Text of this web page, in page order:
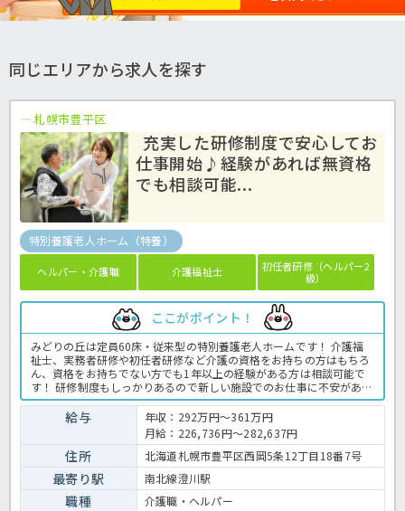
同じエリアから求人を探す
札幌市豊平区
充実した研修制度で安心してお
仕事開始♪経験があれば無資格
でも相談可能...
特別養護老人ホーム（特養）
ヘルパー・介護職 介護福祉士
初任者研修（ヘルパー2
級）
ここがポイント！
みどりの丘は定員60床・従来型の特別養護老人ホームです！ 介護福
祉士、実務者研修や初任者研修など介護の資格をお持ちの方はもちろ
ん、資格をお持ちでない方でも1年以上の経験がある方は相談可能で
す！ 研修制度もしっかりあるので新しい施設でのお仕事に不安がある
方でも安心★ 入社後もステップアップのために研修を受けることも可
能です！ 各手当も充実しているため、月給24万円以上も可能な高給
与求人♪ 経験を活かして活躍したい方は必見！ ご興味のある方はお
気軽にほっ介護までお問い合わせください。 特養での介護業務全般で
す。 ＜介護職 正社員 特別養護老人ホームの求人＞
給与
年収：292万円～361万円
月給：226,736円～282,637円
住所 北海道札幌市豊平区西岡5条12丁目18番7号
最寄り駅 南北線澄川駅
職種 介護職・ヘルパー